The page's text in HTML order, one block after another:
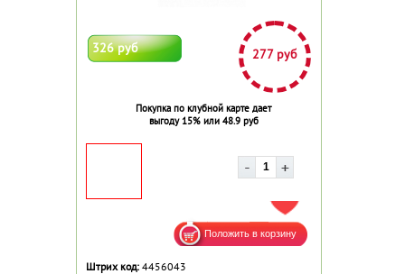
326 руб 277 руб
Покупка по клубной карте дает
выгоду 15% или 48.9 руб
ДОБАВИТЬ В ИЗБРАННОЕ
Штрих код: 4456043